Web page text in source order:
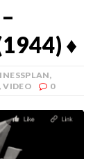
♦️
,
,VIDEO 0